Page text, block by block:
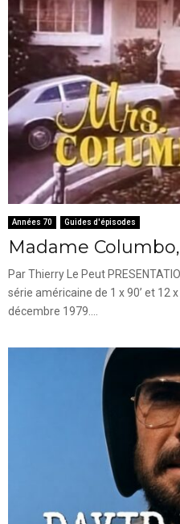
Années 70 Guides d'épisodes
Madame
Par Thierry Le Peut
série américaine de 1 x 90’ et 12
décembre 1979....